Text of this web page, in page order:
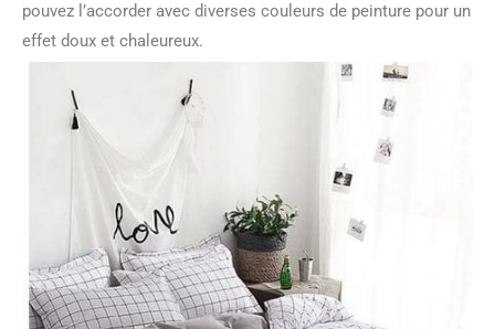
pouvez l’accorder avec diverses couleurs de peinture pour un
effet doux et chaleureux.